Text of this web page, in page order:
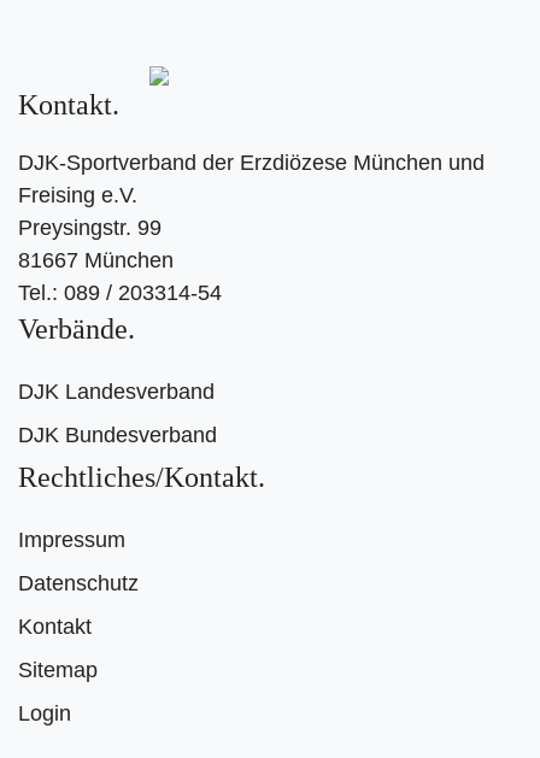
Kontakt
DJK-Sportverband der Erzdiözese München und
Freising e.V.
Preysingstr. 99
81667 München
Tel.: 089 / 203314-54
Verbände
DJK Landesverband
DJK Bundesverband
Rechtliches/Kontakt
Impressum
Datenschutz
Kontakt
Sitemap
Login